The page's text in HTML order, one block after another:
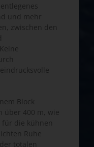
und mehr
zwischen den
Block
über 400 m, wie
für die kühnen
Ruhe
totalen